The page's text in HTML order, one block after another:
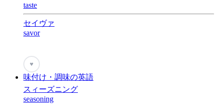
taste
セイヴァ
savor
♥
味付け・調味の英語
スィーズニング
seasoning